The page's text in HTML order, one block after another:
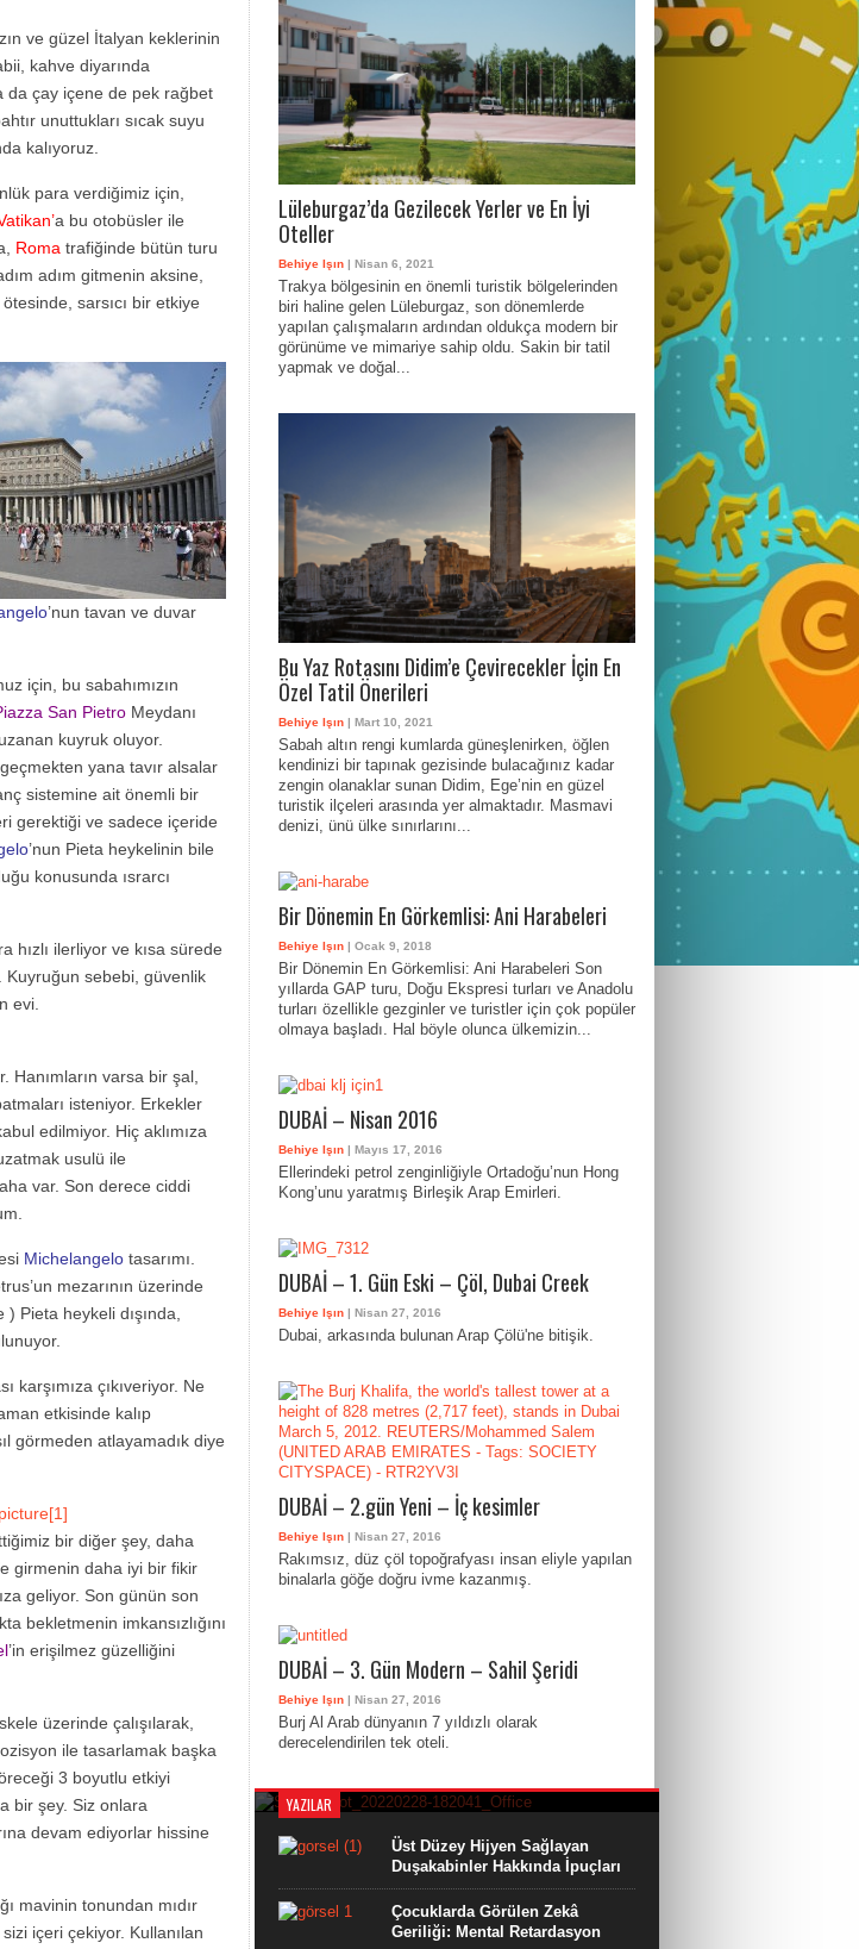
ve güzel İtalyan keklerinin
kahve diyarında
da çay içene de pek rağbet
unuttukları sıcak suyu
kalıyoruz.
para verdiğimiz için,
a bu otobüsler ile
Roma trafiğinde bütün turu
adım gitmenin aksine,
sarsıcı bir etkiye
’nun tavan ve duvar
için, bu sabahımızın
San Pietro Meydanı
kuyruk oluyor.
yana tavır alsalar
sistemine ait önemli bir
gerektiği ve sadece içeride
’nun Pieta heykelinin bile
konusunda ısrarcı
hızlı ilerliyor ve kısa sürede
Kuyruğun sebebi, güvenlik
evi.
Hanımların varsa bir şal,
isteniyor. Erkekler
edilmiyor. Hiç aklımıza
usulü ile
var. Son derece ciddi
Michelangelo tasarımı.
mezarının üzerinde
) Pieta heykeli dışında,
karşımıza çıkıveriyor. Ne
etkisinde kalıp
görmeden atlayamadık diye
bir diğer şey, daha
girmenin daha iyi bir fikir
geliyor. Son günün son
bekletmenin imkansızlığını
’in erişilmez güzelliğini
üzerinde çalışılarak,
ile tasarlamak başka
3 boyutlu etkiyi
bir şey. Siz onlara
devam ediyorlar hissine
mavinin tonundan mıdır
içeri çekiyor. Kullanılan
Lüleburgaz’da Gezilecek Yerler ve En İyi
Oteller
Behiye Işın | Nisan 6, 2021
Trakya bölgesinin en önemli turistik bölgelerinden
biri haline gelen Lüleburgaz, son dönemlerde
yapılan çalışmaların ardından oldukça modern bir
görünüme ve mimariye sahip oldu. Sakin bir tatil
yapmak ve doğal...
Bu Yaz Rotasını Didim’e Çevirecekler İçin En
Özel Tatil Önerileri
Behiye Işın | Mart 10, 2021
Sabah altın rengi kumlarda güneşlenirken, öğlen
kendinizi bir tapınak gezisinde bulacağınız kadar
zengin olanaklar sunan Didim, Ege’nin en güzel
turistik ilçeleri arasında yer almaktadır. Masmavi
denizi, ünü ülke sınırlarını...
Bir Dönemin En Görkemlisi: Ani Harabeleri
Behiye Işın | Ocak 9, 2018
Bir Dönemin En Görkemlisi: Ani Harabeleri Son
yıllarda GAP turu, Doğu Ekspresi turları ve Anadolu
turları özellikle gezginler ve turistler için çok popüler
olmaya başladı. Hal böyle olunca ülkemizin...
DUBAİ – Nisan 2016
Behiye Işın | Mayıs 17, 2016
Ellerindeki petrol zenginliğiyle Ortadoğu’nun Hong
Kong’unu yaratmış Birleşik Arap Emirleri.
DUBAİ – 1. Gün Eski – Çöl, Dubai Creek
Behiye Işın | Nisan 27, 2016
Dubai, arkasında bulunan Arap Çölü'ne bitişik.
DUBAİ – 2.gün Yeni – İç kesimler
Behiye Işın | Nisan 27, 2016
Rakımsız, düz çöl topoğrafyası insan eliyle yapılan
binalarla göğe doğru ivme kazanmış.
DUBAİ – 3. Gün Modern – Sahil Şeridi
Behiye Işın | Nisan 27, 2016
Burj Al Arab dünyanın 7 yıldızlı olarak
derecelendirilen tek oteli.
YAZILAR
By Behiye IşınAdana’nın En ‘leri
Adana’nın En’leri Akdeniz bölgesinde konumlanan
Adana, pek çok konuda enlere sahip olmasıyla
dikkat çekiyor. Son dönemde zengin mutfağıyla ön
plana çıkan Adana, bununla birlikte tarihi ve doğal
Üst Düzey Hijyen Sağlayan
Duşakabinler Hakkında İpuçları
Çocuklarda Görülen Zekâ
Geriliği: Mental Retardasyon